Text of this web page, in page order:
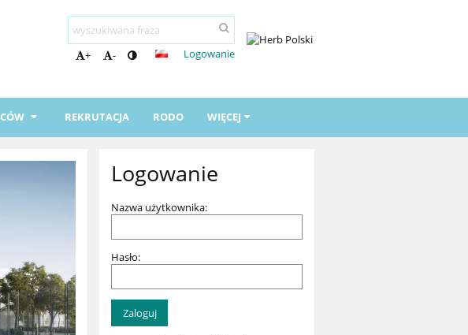
+ - Logowanie
REKRUTACJA RODO WIĘCEJ
Logowanie
Nazwa użytkownika:
Hasło: